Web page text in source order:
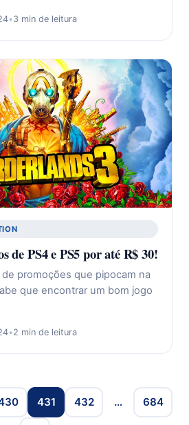
•3 min de leitura
de PS4 e PS5 por até R$ 30!
promoções que pipocam na
que encontrar um bom jogo
•2 min de leitura
431 432 … 684